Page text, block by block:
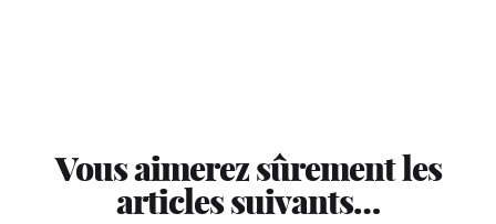
Vous aimerez sûrement les
articles suivants…